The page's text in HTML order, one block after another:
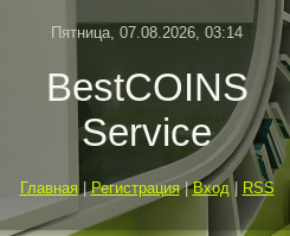
Пятница, 07.08.2026, 03:14
BestCOINS
Service
Главная |Регистрация|Вход| RSS